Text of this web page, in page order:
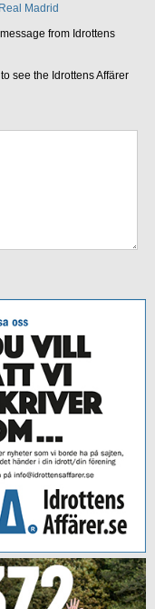
Madrid
from Idrottens
see the Idrottens Affärer